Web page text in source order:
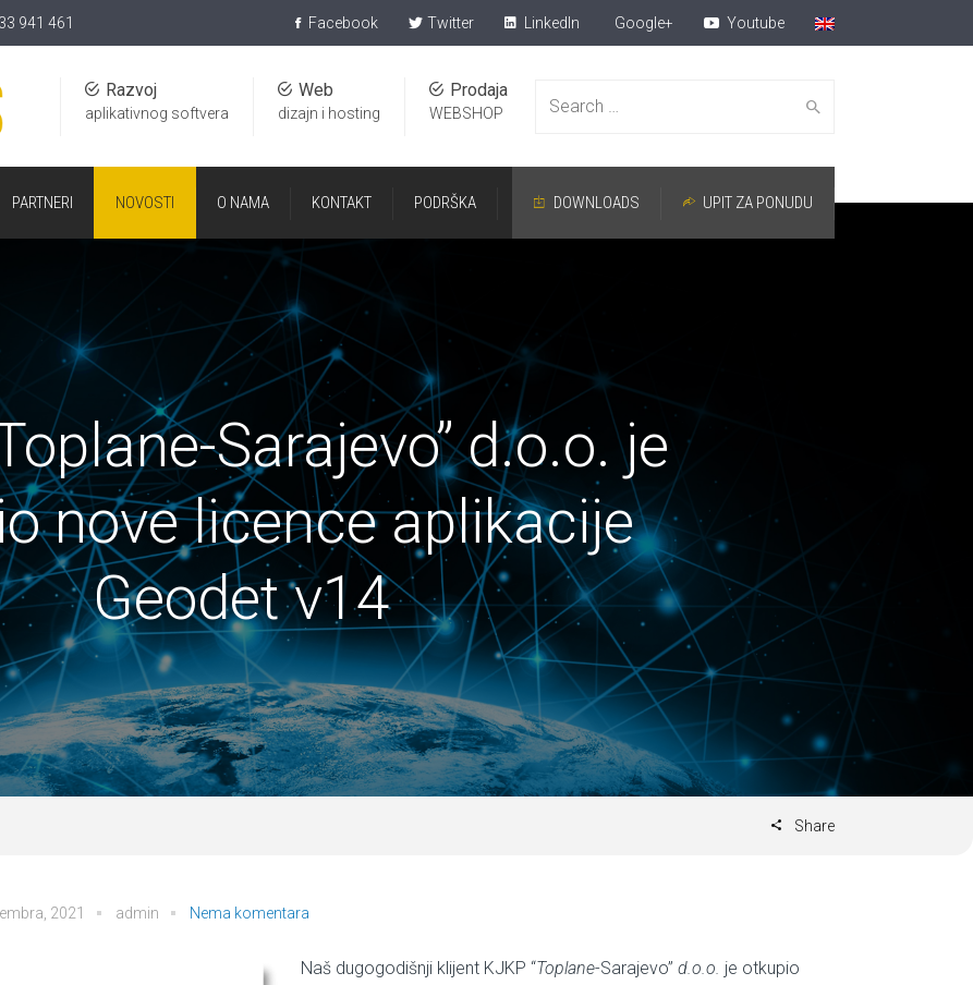
941 461 Facebook Twitter LinkedIn Google+ Youtube
Search for:
Prodaja
WEBSHOP
Web
dizajn i hosting
Razvoj
aplikativnog softvera
PARTNERI NOVOSTI O NAMA KONTAKT PODRŠKA UPIT ZA PONUDU
DOWNLOADS
Sarajevo” d.o.o. je
nove licence aplikacije
Geodet v14
Share
2021 admin Nema komentara
Naš dugogodišnji klijent KJKP “Toplane-Sarajevo” d.o.o. je otkupio